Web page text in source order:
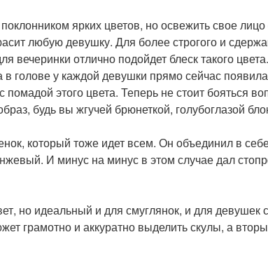
ярких цветов, но освежить свое
любую девушку. Для более строгого и
вечеринки отлично подойдет блеск такого цвета.
у каждой девушки прямо сейчас
этого цвета. Теперь не стоит бояться
будь вы жгучей брюнеткой, голубоглазой
который тоже идет всем. Он объединил в
И минус на минус в этом случае дал
но идеальный и для смуглянок, и для девушек с
грамотно и аккуратно выделить скулы, а